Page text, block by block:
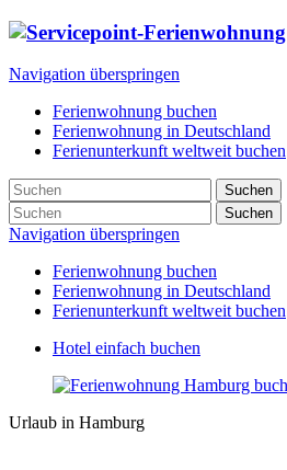
Navigation überspringen
Ferienwohnung buchen
Ferienwohnung in Deutschland
Ferienunterkunft weltweit buchen
Suchen
Suchen
Navigation überspringen
Ferienwohnung buchen
Ferienwohnung in Deutschland
Ferienunterkunft weltweit buchen
Hotel einfach buchen
Urlaub in Hamburg